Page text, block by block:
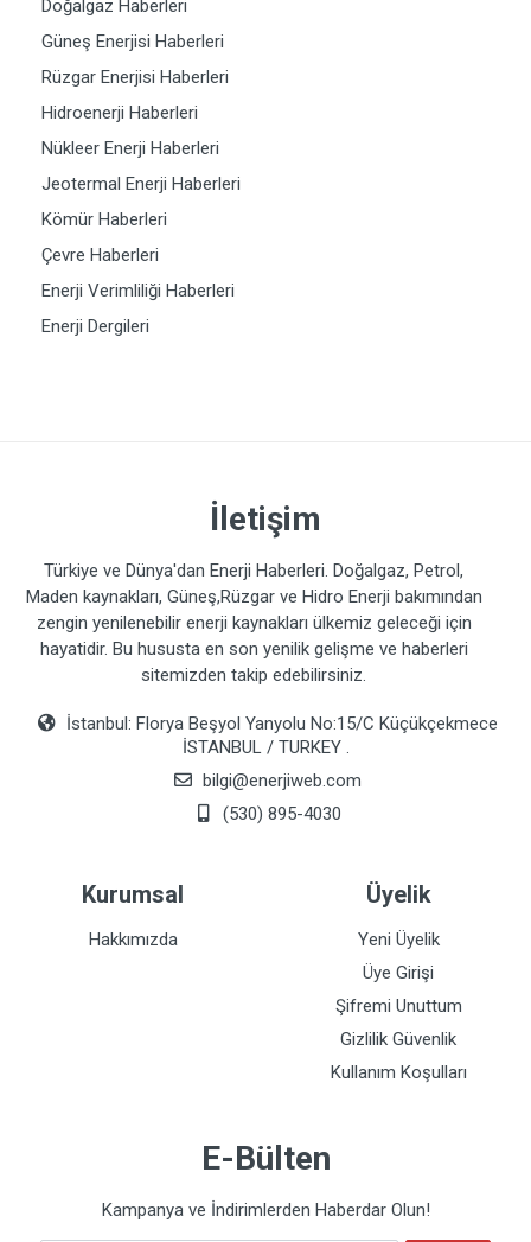
Doğalgaz Haberleri
Güneş Enerjisi Haberleri
Rüzgar Enerjisi Haberleri
Hidroenerji Haberleri
Nükleer Enerji Haberleri
Jeotermal Enerji Haberleri
Kömür Haberleri
Çevre Haberleri
Enerji Verimliliği Haberleri
Enerji Dergileri
İletişim
Türkiye ve Dünya'dan Enerji Haberleri. Doğalgaz, Petrol,
Maden kaynakları, Güneş,Rüzgar ve Hidro Enerji bakımından
zengin yenilenebilir enerji kaynakları ülkemiz geleceği için
hayatidir. Bu hususta en son yenilik gelişme ve haberleri
sitemizden takip edebilirsiniz.
İstanbul: Florya Beşyol Yanyolu No:15/C Küçükçekmece
İSTANBUL / TURKEY .
bilgi@enerjiweb.com
(530) 895-4030
Kurumsal
Hakkımızda
Üyelik
Yeni Üyelik
Üye Girişi
Şifremi Unuttum
Gizlilik Güvenlik
Kullanım Koşulları
E-Bülten
Kampanya ve İndirimlerden Haberdar Olun!